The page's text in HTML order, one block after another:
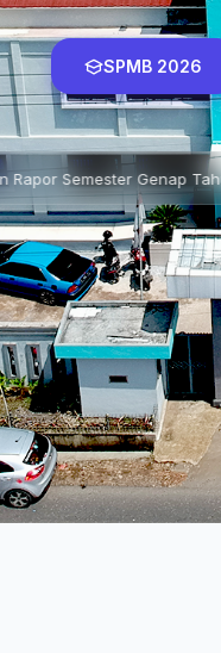
SPMB 2026
Tahun Pelajaran